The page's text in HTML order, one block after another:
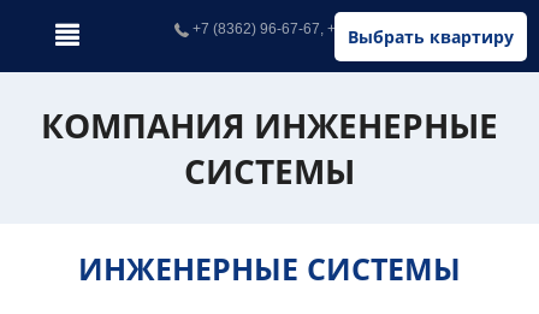
Выбрать квартиру
+7 (8362) 96-67-67, +7 (902) 326-67-67
КОМПАНИЯ ИНЖЕНЕРНЫЕ
СИСТЕМЫ
ИНЖЕНЕРНЫЕ СИСТЕМЫ